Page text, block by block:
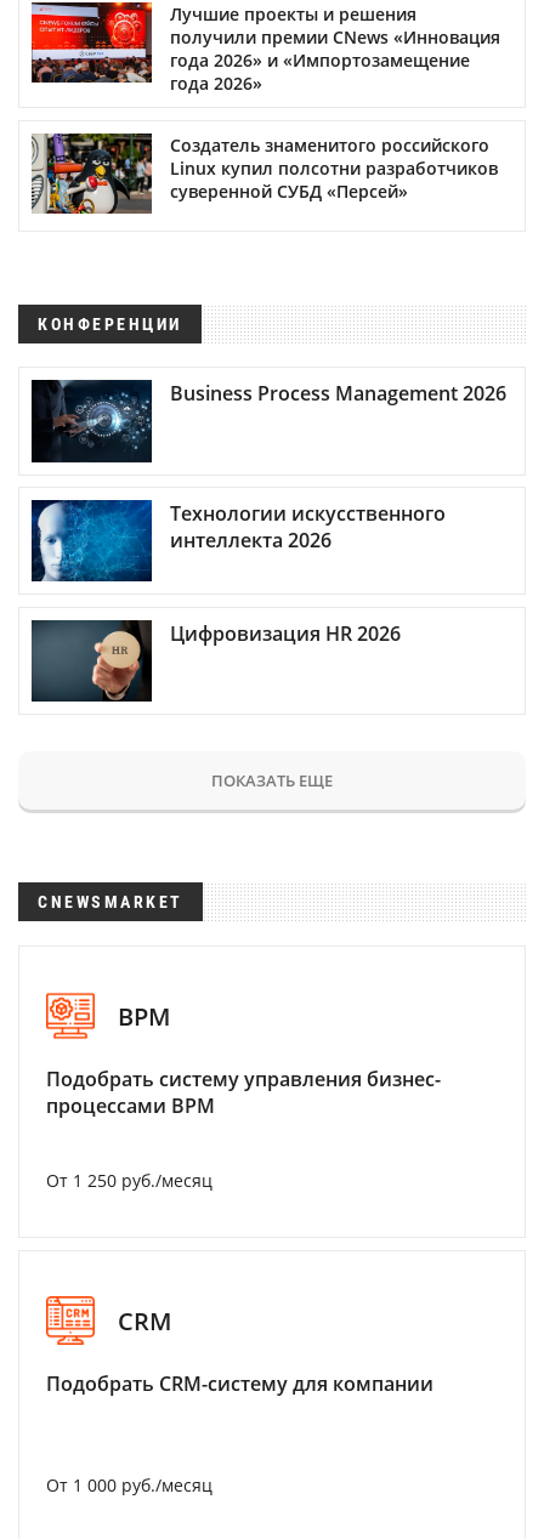
Лучшие проекты и решения
получили премии CNews «Инновация
года 2026» и «Импортозамещение
года 2026»
Создатель знаменитого российского
Linux купил полсотни разработчиков
суверенной СУБД «Персей»
КОНФЕРЕНЦИИ
Business Process Management 2026
Технологии искусственного
интеллекта 2026
Цифровизация HR 2026
ПОКАЗАТЬ ЕЩЕ
CNEWSMARKET
BPM
Подобрать систему управления бизнес-
процессами BPM
От 1 250 руб./месяц
CRM
Подобрать CRM-систему для компании
От 1 000 руб./месяц